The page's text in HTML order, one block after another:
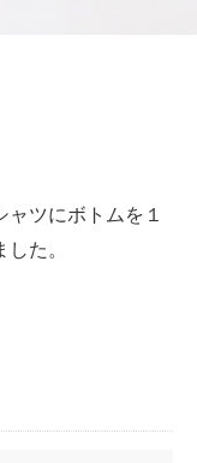
ツにボトムを１
た。